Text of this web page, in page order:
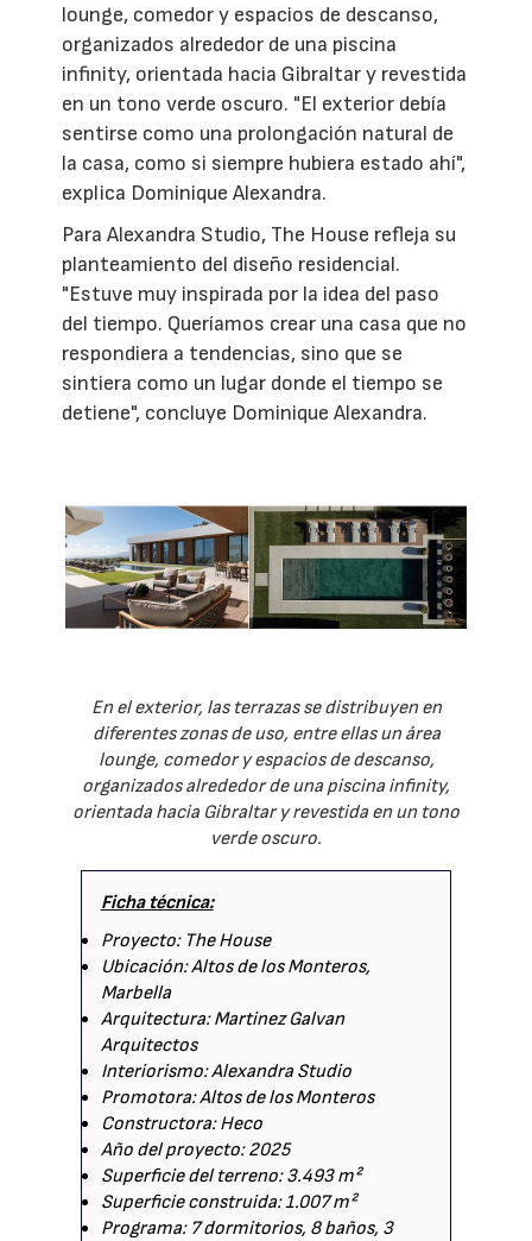
lounge, comedor y espacios de descanso,
organizados alrededor de una piscina
infinity, orientada hacia Gibraltar y revestida
en un tono verde oscuro. "El exterior debía
sentirse como una prolongación natural de
la casa, como si siempre hubiera estado ahí",
explica Dominique Alexandra.
Para Alexandra Studio, The House refleja su
planteamiento del diseño residencial.
"Estuve muy inspirada por la idea del paso
del tiempo. Queríamos crear una casa que no
respondiera a tendencias, sino que se
sintiera como un lugar donde el tiempo se
detiene", concluye Dominique Alexandra.
En el exterior, las terrazas se distribuyen en
diferentes zonas de uso, entre ellas un área
lounge, comedor y espacios de descanso,
organizados alrededor de una piscina infinity,
orientada hacia Gibraltar y revestida en un tono
verde oscuro.
Ficha técnica:
Proyecto: The House
Ubicación: Altos de los Monteros,
Marbella
Arquitectura: Martinez Galvan
Arquitectos
Interiorismo: Alexandra Studio
Promotora: Altos de los Monteros
Constructora: Heco
Año del proyecto: 2025
Superficie del terreno: 3.493 m²
Superficie construida: 1.007 m²
Programa: 7 dormitorios, 8 baños, 3